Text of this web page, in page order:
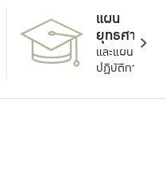
แผน
ยุทธศาสตร์
และแผน
ปฏิบัติการ